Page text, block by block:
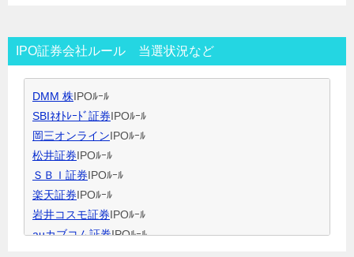
IPO当選のコツ（無理なく継続）
IPO閑散期、空白期間の過ごし方
IPO証券会社ルール 当選状況など
DMM 株IPOﾙｰﾙ
SBIﾈｵﾄﾚｰﾄﾞ証券IPOﾙｰﾙ
岡三オンラインIPOﾙｰﾙ
松井証券IPOﾙｰﾙ
ＳＢＩ証券IPOﾙｰﾙ
楽天証券IPOﾙｰﾙ
岩井コスモ証券IPOﾙｰﾙ
auカブコム証券IPOﾙｰﾙ